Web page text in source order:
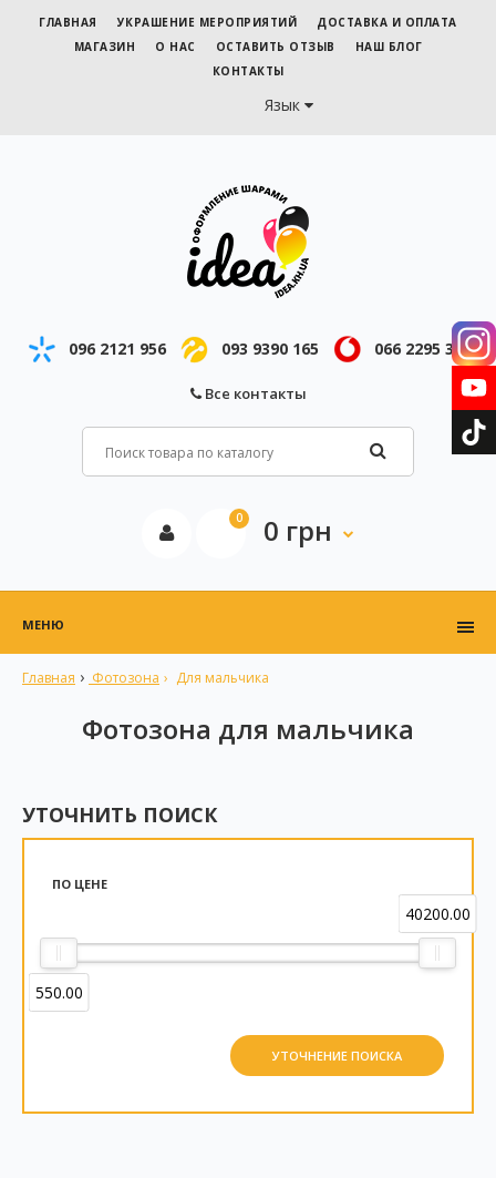
ГЛАВНАЯ УКРАШЕНИЕ МЕРОПРИЯТИЙ
ДОСТАВКА И ОПЛАТА
МАГАЗИН
О НАС ОСТАВИТЬ ОТЗЫВ
НАШ БЛОГ
КОНТАКТЫ
Язык
096 2121 956 093 9390 165 066 2295 343
Все контакты
0 0 грн
МЕНЮ
Главная Фотозона Для мальчика
Фотозона для мальчика
УТОЧНИТЬ ПОИСК
ПО ЦЕНЕ
550.00
40200.00
УТОЧНЕНИЕ ПОИСКА